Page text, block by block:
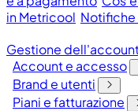
in Metricool
Gestione
Account e accesso
Brand e utenti
Piani e fatturazione